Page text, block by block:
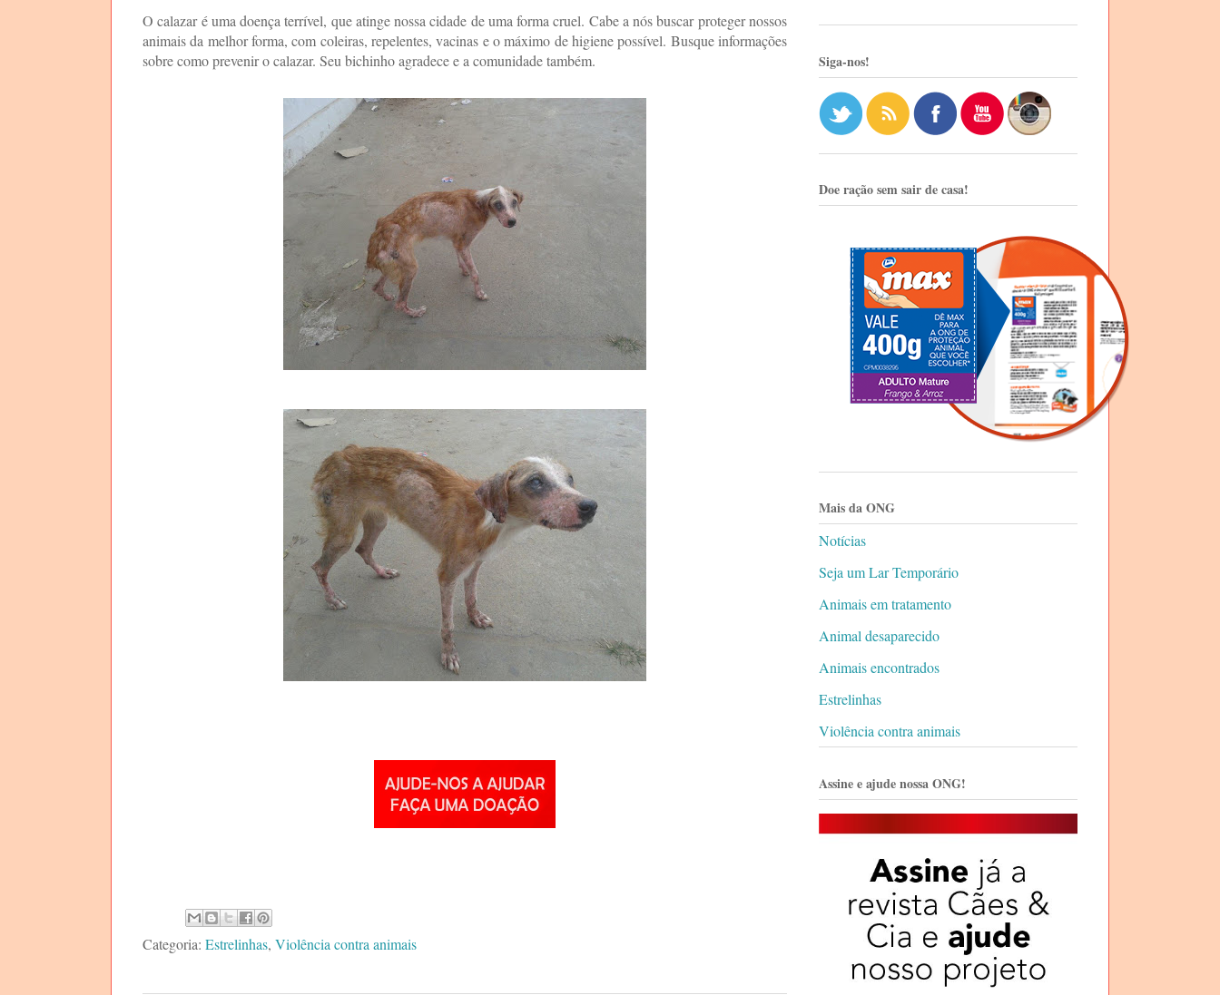
O calazar é uma doença terrível, que atinge nossa cidade de uma forma cruel. Cabe a nós buscar proteger nossos
animais da melhor forma, com coleiras, repelentes, vacinas e o máximo de higiene possível. Busque informações
sobre como prevenir o calazar. Seu bichinho agradece e a comunidade também.
Categoria: Estrelinhas, Violência contra animais
Siga-nos!
Doe ração sem sair de casa!
Mais da ONG
Notícias
Seja um Lar Temporário
Animais em tratamento
Animal desaparecido
Animais encontrados
Estrelinhas
Violência contra animais
Assine e ajude nossa ONG!